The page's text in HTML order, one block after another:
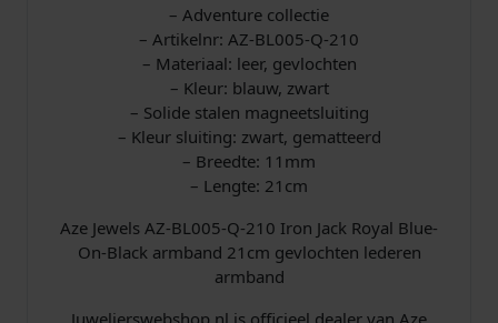
A
Z
-
B
L
0
Q
-
– Adventure collectie
– Artikelnr: AZ-BL005-Q-210
– Materiaal: leer, gevlochten
– Kleur: blauw, zwart
– Solide stalen magneetsluiting
– Kleur sluiting: zwart, gematteerd
– Breedte: 11mm
– Lengte: 21cm
Aze Jewels AZ-BL005-Q-210 Iron Jack Royal Blue-
On-Black armband 21cm gevlochten lederen
armband
Juwelierswebshop.nl is officieel dealer van Aze